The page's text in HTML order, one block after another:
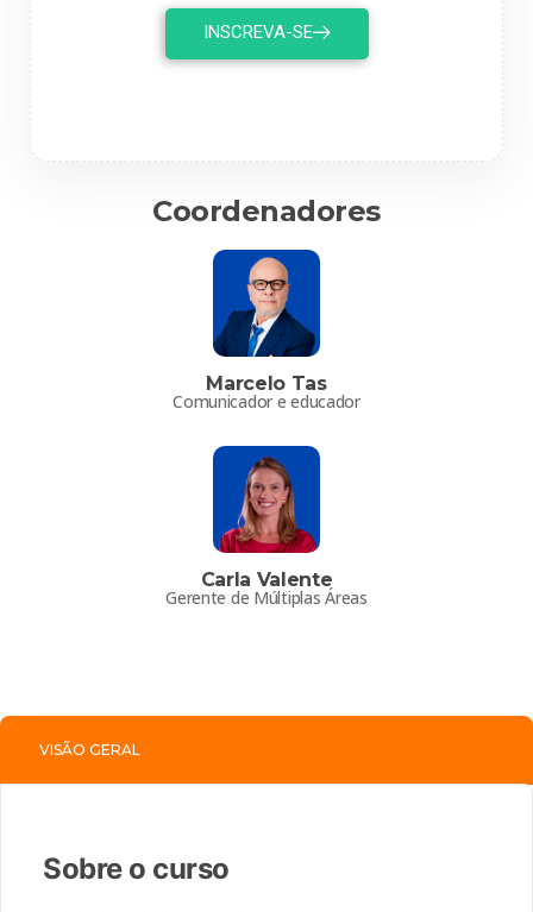
INSCREVA-SE
Coordenadores
Marcelo Tas
Comunicador e educador
Carla Valente
Gerente de Múltiplas Áreas
VISÃO GERAL
Sobre o curso